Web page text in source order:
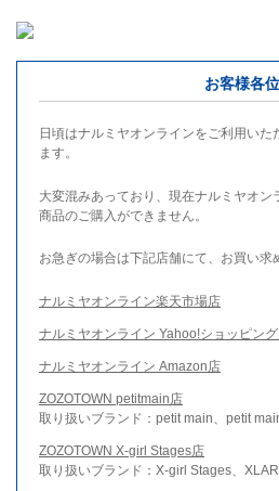
お客様各位
日頃はナルミヤオンラインをご利用い
ます。
大変混みあっており、現在ナルミヤオン
商品のご購入ができません。
お急ぎの場合は下記店舗にて、お買い求
ナルミヤオンライン楽天市場店
ナルミヤオンライン Yahoo!ショッピン
ナルミヤオンライン Amazon店
ZOZOTOWN petitmain店
取り扱いブランド：petit main、petit
ZOZOTOWN X-girl Stages店
取り扱いブランド：X-girl Stages、